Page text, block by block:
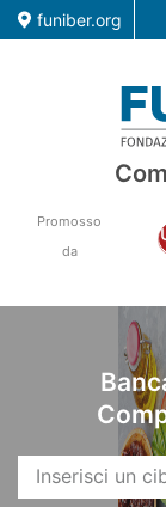
funiber.org
Composizione
Promosso
da